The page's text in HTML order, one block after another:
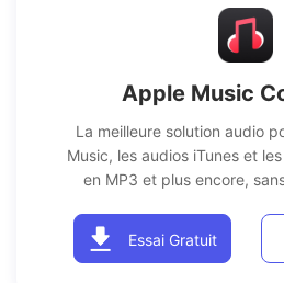
Apple Music
La meilleure solution audio
Music, les audios iTunes et
en MP3 et plus encore,
Essai Gratuit